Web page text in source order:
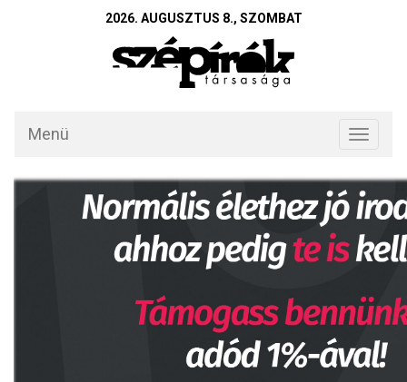
2026. AUGUSZTUS 8., SZOMBAT
Toggle
Menü